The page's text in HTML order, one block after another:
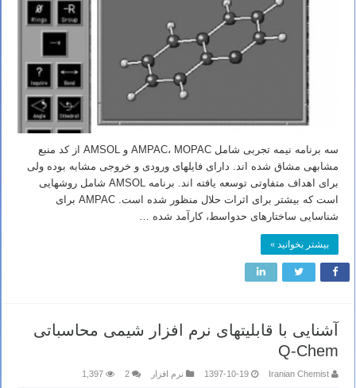
سه برنامه نیمه تجربی شامل AMPAC، MOPAC و AMSOL از کد منبع
مشابهی مشاق شده اند. دارای فایلهای ورودی و خروجی مشابه بوده ولی
برای اهداف متفاوتی توسعه یافته اند. برنامه AMSOL شامل روشهایی
است که بیشتر برای اثرات حلال منظور شده است. AMPAC برای
شناسایی ساختارهای حدواسط، کارآمد شده …
بیشتر بخوانید »
آشنایی با قابلیتهای نرم افزار شیمی محاسباتی
Q-Chem
Iranian Chemist
1397-10-19 نرم افزار 2
1,397